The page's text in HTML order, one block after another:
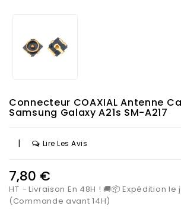
Connecteur COAXIAL Antenne
Samsung Galaxy A21s SM-A217
| Lire Les Avis
7,80 €
HT
Livraison En 48H ! 🚚📦 Expédition le
(Commande avant 14H)